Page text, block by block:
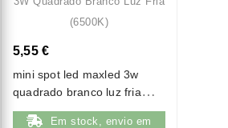
5,55 €
mini spot led maxled 3w
quadrado branco luz fria
(6500k)
Em stock, envio em